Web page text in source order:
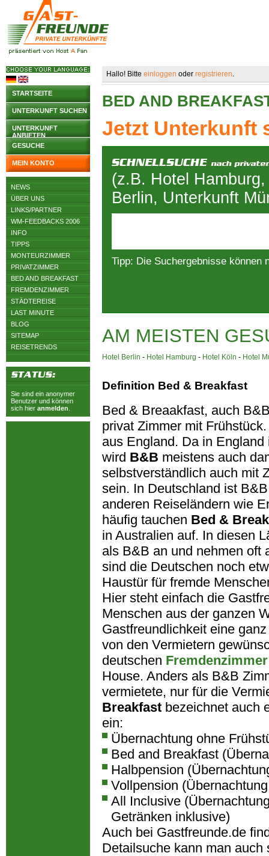
STARTSEITE
UNTERKUNFT SUCHEN
UNTERKUNFT
ANBIETEN
GESUCHE
MEIN KONTO
NEWS
ÜBER UNS
LINKS/PARTNER
WM-FEEDBACKS 2006
INFO
TIPPS
MONTEURZIMMER
PRIVATZIMMER
BED AND BREAKFAST
FREMDENZIMMER
STÄDTEREISE
LAST MINUTE
BLOG
SITEMAP
REISETRENDS
Sie sind ein anonymer
Benutzer und können
sich hier anmelden
Hallo! Bitte einloggen oder registrieren.
BED AND
Jetzt Unterkunft
(z.B. Hotel
Berlin, Unterkunft
Tipp: Die Suchergebnisse können
AM MEISTEN
Hotel Berlin - Hotel Hamburg - Hotel Köln - Hotel
Definition Bed & Breakfast
Bed & Breaakfast, auch
privat Zimmer mit
aus England. Da in
wird B&B meistens auch
selbstverständlich auch mit
sein. In Deutschland ist
anderen Reiseländern wie
häufig tauchen Bed &
in Australien auf. In diesen
als B&B an und nehmen oft
sind die Deutschen noch
Haustür für fremde
Hier steht einfach die
Menschen aus der ganzen
Gastfreundlichkeit eine
von den Vermietern
deutschen Fremdenzimmer
House. Anders als B&B
vermietete, nur für die
Breakfast bezeichnet auch
ein:
Übernachtung ohne
Bed and Breakfast
Halbpension
Vollpension
All Inclusive
Getränken inklusive)
Auch bei Gastfreunde.de
Detailsuche kann man